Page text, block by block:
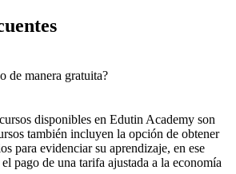
de manera gratuita?
disponibles en Edutin Academy son
también incluyen la opción de obtener
para evidenciar su aprendizaje, en ese
pago de una tarifa ajustada a la economía